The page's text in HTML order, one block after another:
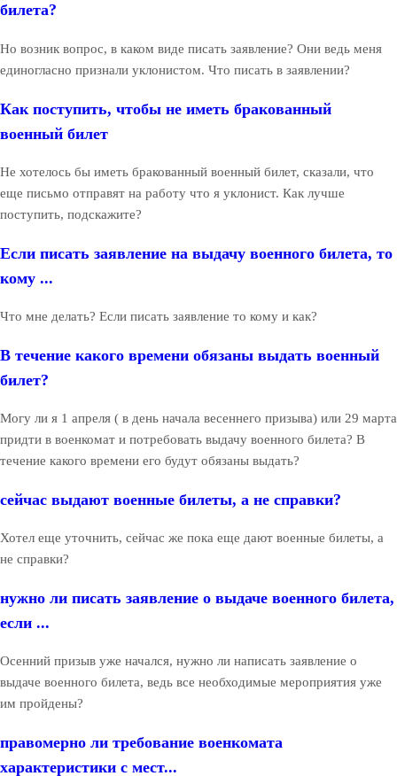
билета?
Но возник вопрос, в каком виде писать заявление? Они ведь меня
единогласно признали уклонистом. Что писать в заявлении?
Как поступить, чтобы не иметь бракованный
военный билет
Не хотелось бы иметь бракованный военный билет, сказали, что
еще письмо отправят на работу что я уклонист. Как лучше
поступить, подскажите?
Если писать заявление на выдачу военного билета, то
кому ...
Что мне делать? Если писать заявление то кому и как?
В течение какого времени обязаны выдать военный
билет?
Могу ли я 1 апреля ( в день начала весеннего призыва) или 29 марта
придти в военкомат и потребовать выдачу военного билета? В
течение какого времени его будут обязаны выдать?
сейчас выдают военные билеты, а не справки?
Хотел еще уточнить, сейчас же пока еще дают военные билеты, а
не справки?
нужно ли писать заявление о выдаче военного билета,
если ...
Осенний призыв уже начался, нужно ли написать заявление о
выдаче военного билета, ведь все необходимые мероприятия уже
им пройдены?
правомерно ли требование военкомата
характеристики с мест...